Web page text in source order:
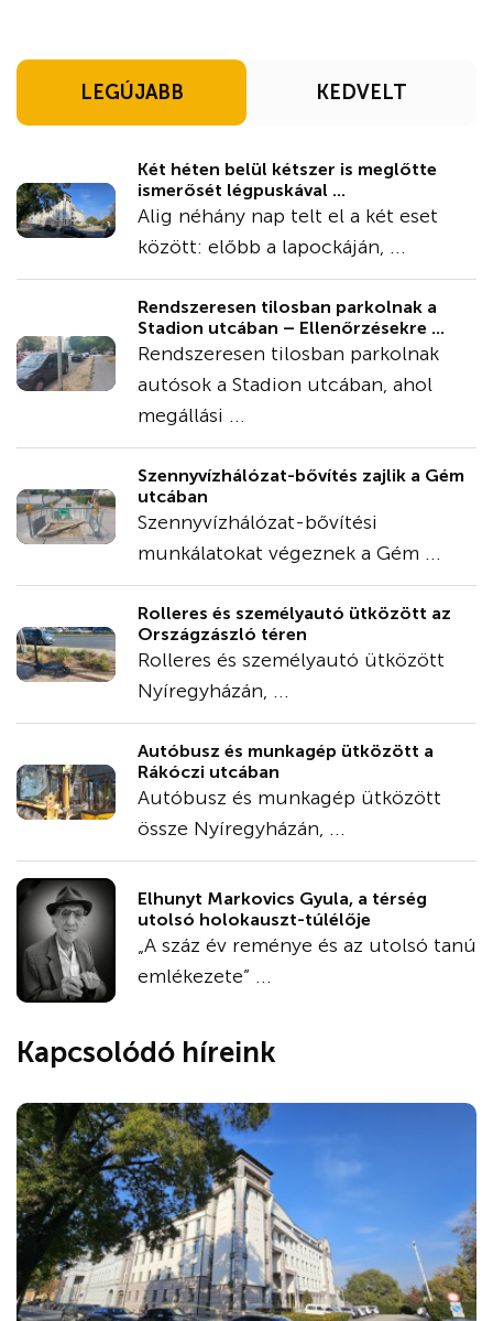
LEGÚJABB KEDVELT
Két héten belül kétszer is meglőtte
ismerősét légpuskával ...
Alig néhány nap telt el a két eset
között: előbb a lapockáján, ...
Rendszeresen tilosban parkolnak a
Stadion utcában – Ellenőrzésekre ...
Rendszeresen tilosban parkolnak
autósok a Stadion utcában, ahol
megállási ...
Szennyvízhálózat-bővítés zajlik a Gém
utcában
Szennyvízhálózat-bővítési
munkálatokat végeznek a Gém ...
Rolleres és személyautó ütközött az
Országzászló téren
Rolleres és személyautó ütközött
Nyíregyházán, ...
Autóbusz és munkagép ütközött a
Rákóczi utcában
Autóbusz és munkagép ütközött
össze Nyíregyházán, ...
Elhunyt Markovics Gyula, a térség
utolsó holokauszt-túlélője
„A száz év reménye és az utolsó tanú
emlékezete” ...
Kapcsolódó híreink